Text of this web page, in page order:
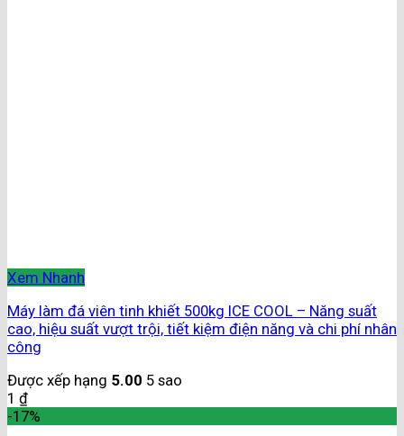
Xem Nhanh
Máy làm đá viên tinh khiết 500kg ICE COOL – Năng suất
cao, hiệu suất vượt trội, tiết kiệm điện năng và chi phí nhân
công
Được xếp hạng 5.00 5 sao
1 ₫
-17%